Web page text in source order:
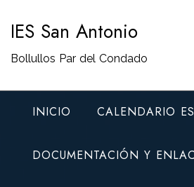
contenido
IES San Antonio
Bollullos Par del Condado
INICIO CALENDARIO
DOCUMENTACIÓN Y